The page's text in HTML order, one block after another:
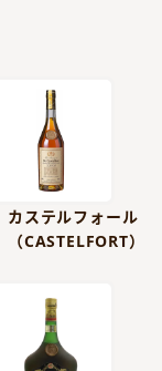
カステルフォール
（CASTELFORT）